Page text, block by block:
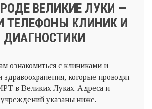
ВЕЛИКИЕ ЛУКИ —
ТЕЛЕФОНЫ КЛИНИК И
ДИАГНОСТИКИ
ознакомиться с клиниками и
которые проводят
в Великих Луках. Адреса и
указаны ниже.